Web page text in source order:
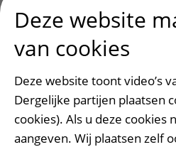
Je moet
Mijn arts
woorden
Deze website
van cookies
Deze website toont video’s
Dergelijke partijen plaatsen
cookies). Als u deze cookies
aangeven. Wij plaatsen zelf